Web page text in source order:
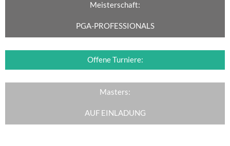
Meisterschaft:
PGA-PROFESSIONALS
Offene Turniere:
Masters:
AUF EINLADUNG